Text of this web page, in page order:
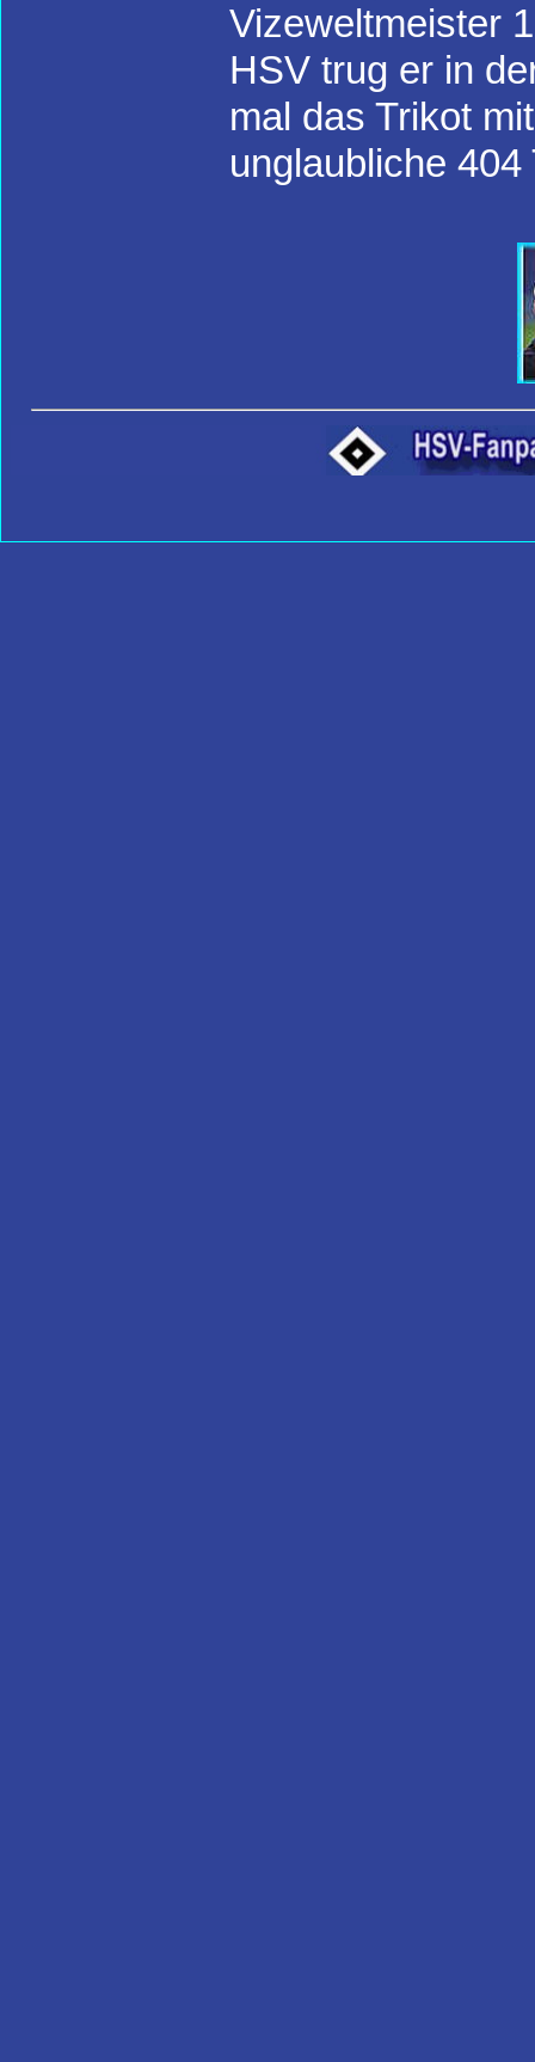
Vizeweltmeister
HSV trug er in
mal das Trikot
unglaubliche 404